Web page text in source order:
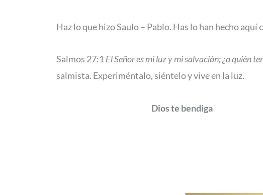
Haz lo que hizo Saulo – Pablo. Has lo han hecho
Salmos 27:1 El Señor es mi luz y mi salvación; ¿a quién
salmista. Experiméntalo, siéntelo y vive en la luz.
Dios te bendiga